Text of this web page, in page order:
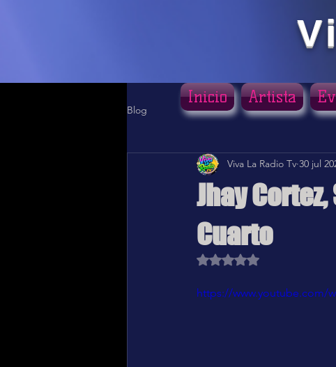
Blog
Jhay
Cuarto
Viva La Radio Tv 30 jul
Obtuvo NaN de 5 estrellas.
https://www.youtube.com/
Inicio Artista